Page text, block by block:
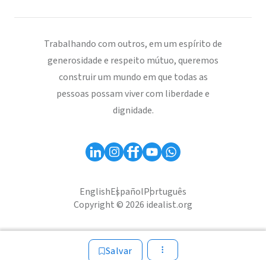
Salvar
Trabalhando com outros, em um espírito de
generosidade e respeito mútuo, queremos
construir um mundo em que todas as
pessoas possam viver com liberdade e
dignidade.
EnglishEspañolPortuguês
Copyright © 2026 idealist.org